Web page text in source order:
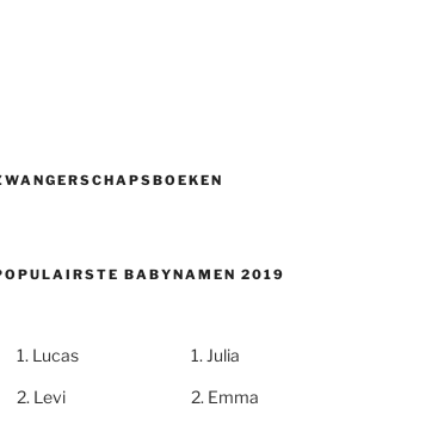
BABYNAMEN 2019
Lucas
Levi
Julia
Emma